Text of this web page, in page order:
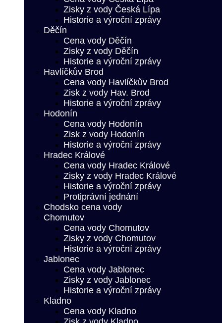
Zisky z vody Česká Lípa
Historie a výroční zprávy
Děčín
Cena vody Děčín
Zisky z vody Děčín
Historie a výroční zprávy
Havlíčkův Brod
Cena vody Havlíčkův Brod
Zisk z vody Hav. Brod
Historie a výroční zprávy
Hodonín
Cena vody Hodonín
Zisk z vody Hodonín
Historie a výroční zprávy
Hradec Králové
Cena vody Hradec Králové
Zisky z vody Hradec Králové
Historie a výroční zprávy
Protiprávní jednání
Chodsko cena vody
Chomutov
Cena vody Chomutov
Zisky z vody Chomutov
Historie a výroční zprávy
Jablonec
Cena vody Jablonec
Zisky z vody Jablonec
Historie a výroční zprávy
Kladno
Cena vody Kladno